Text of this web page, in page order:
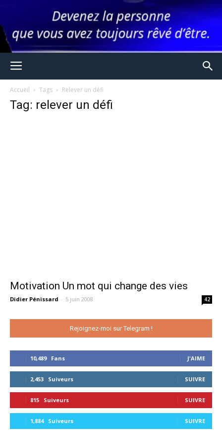
Accueil Tags Relever un défi
Tag: relever un défi
Motivation Un mot qui change des vies
Didier Pénissard - 5 juin 2008 42
Rejoignez-moi sur Telegram !
10,489 Fans J'AIME
2,453 Suiveurs SUIVRE
815 Suiveurs SUIVRE
1,884 Suiveurs SUIVRE